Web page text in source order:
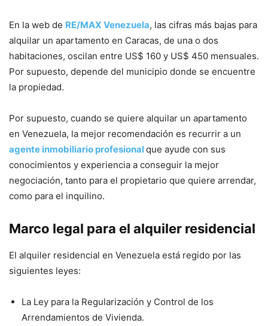
En la web de RE/MAX Venezuela, las cifras más bajas para
alquilar un apartamento en Caracas, de una o dos
habitaciones, oscilan entre US$ 160 y US$ 450 mensuales.
Por supuesto, depende del municipio donde se encuentre
la propiedad.
Por supuesto, cuando se quiere alquilar un apartamento
en Venezuela, la mejor recomendación es recurrir a un
agente inmobiliario profesionalque ayude con sus
conocimientos y experiencia a conseguir la mejor
negociación, tanto para el propietario que quiere arrendar,
como para el inquilino.
Marco legal para el alquiler residencial
El alquiler residencial en Venezuela está regido por las
siguientes leyes:
La Ley para la Regularización y Control de los
Arrendamientos de Vivienda.